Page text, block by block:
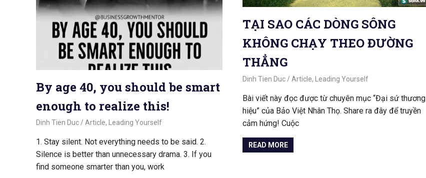
By age 40, you should be smart
enough to realize this!
November 3, 2023
Dinh Tien Duc Article, Leading Yourself
1. Stay silent. Not everything needs to be said. 2.
Silence is better than unnecessary drama. 3. If you
find someone smarter than you, work
TẠI SAO CÁC DÒNG SÔNG
KHÔNG CHẠY THEO ĐƯỜNG
THẲNG
January 25, 2021
Dinh Tien Duc Article, Leading Yourself
Bài viết này đọc được từ chuyên mục “Đại sứ thương
hiệu” của Bảo Việt Nhân Thọ. Share ra đây để truyền
cảm hứng! Cuộc
READ MORE